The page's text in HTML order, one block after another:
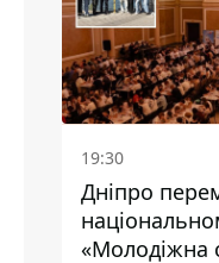
19:30
Дніпро
«Молодіжна